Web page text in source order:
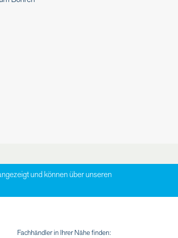
und können über unseren
Fachhändler in Ihrer Nähe finden: